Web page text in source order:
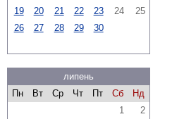
19
20 21 22 23 24
25
26
27 28 29 30
липень
Пн
Вт Ср Чт Пт Сб
Нд
1
2